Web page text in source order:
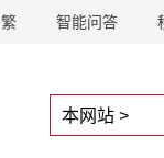
繁 智能问答